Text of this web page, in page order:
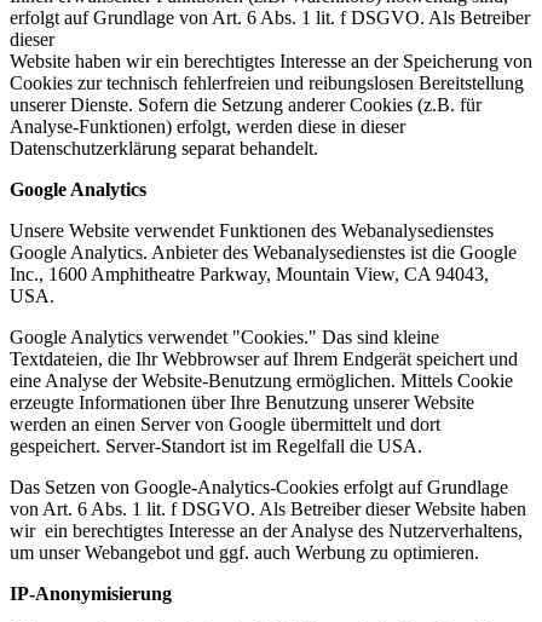
erfolgt auf Grundlage von Art. 6 Abs. 1 lit. f DSGVO. Als Betreiber
dieser
Website haben wir ein berechtigtes Interesse an der Speicherung von
Cookies zur technisch fehlerfreien und reibungslosen Bereitstellung
unserer Dienste. Sofern die Setzung anderer Cookies (z.B. für
Analyse-Funktionen) erfolgt, werden diese in dieser
Datenschutzerklärung separat behandelt.
Google Analytics
Unsere Website verwendet Funktionen des Webanalysedienstes
Google Analytics. Anbieter des Webanalysedienstes ist die Google
Inc., 1600 Amphitheatre Parkway, Mountain View, CA 94043,
USA.
Google Analytics verwendet "Cookies." Das sind kleine
Textdateien, die Ihr Webbrowser auf Ihrem Endgerät speichert und
eine Analyse der Website-Benutzung ermöglichen. Mittels Cookie
erzeugte Informationen über Ihre Benutzung unserer Website
werden an einen Server von Google übermittelt und dort
gespeichert. Server-Standort ist im Regelfall die USA.
Das Setzen von Google-Analytics-Cookies erfolgt auf Grundlage
von Art. 6 Abs. 1 lit. f DSGVO. Als Betreiber dieser Website haben
wir ein berechtigtes Interesse an der Analyse des Nutzerverhaltens,
um unser Webangebot und ggf. auch Werbung zu optimieren.
IP-Anonymisierung